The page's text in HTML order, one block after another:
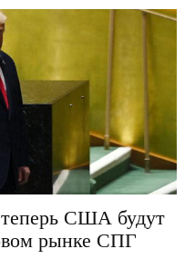
США будут
рынке СПГ